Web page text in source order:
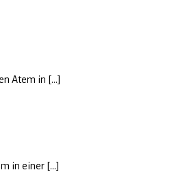
Atem in [...]
in einer [...]